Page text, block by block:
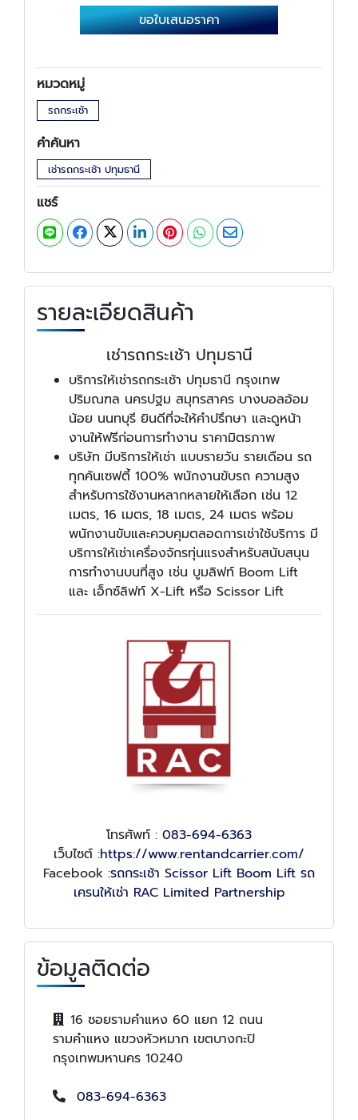
ขอใบเสนอราคา
หมวดหมู่
รถกระเช้า
คำค้นหา
เช่ารถกระเช้า ปทุมธานี
แชร์
รายละเอียดสินค้า
เช่ารถกระเช้า ปทุมธานี
บริการให้เช่ารถกระเช้า ปทุมธานี กรุงเทพ
ปริมณฑล นครปฐม สมุทรสาคร บางบอลอ้อม
น้อย นนทบุรี ยินดีที่จะให้คำปรึกษา และดูหน้า
งานให้ฟรีก่อนการทำงาน ราคามิตรภาพ
บริษัท มีบริการให้เช่า แบบรายวัน รายเดือน รถ
ทุกคันเซฟตี้ 100% พนักงานขับรถ ความสูง
สำหรับการใช้งานหลากหลายให้เลือก เช่น 12
เมตร, 16 เมตร, 18 เมตร, 24 เมตร พร้อม
พนักงานขับและควบคุมตลอดการเช่าใช้บริการ มี
บริการให้เช่าเครื่องจักรทุ่นแรงสำหรับสนับสนุน
การทำงานบนที่สูง เช่น บูมลิฟท์ Boom Lift
และ เอ็กซ์ลิฟท์ X-Lift หรือ Scissor Lift
โทรศัพท์ : 083-694-6363
เว็บไซต์ :https://www.rentandcarrier.com/
Facebook :รถกระเช้า Scissor Lift Boom Lift รถ
เครนให้เช่า RAC Limited Partnership
ข้อมูลติดต่อ
16 ซอยรามคำแหง 60 แยก 12 ถนน
รามคำแหง แขวงหัวหมาก เขตบางกะปิ
กรุงเทพมหานคร 10240
083-694-6363